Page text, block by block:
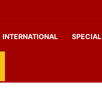
INTERNATIONAL SPECIAL